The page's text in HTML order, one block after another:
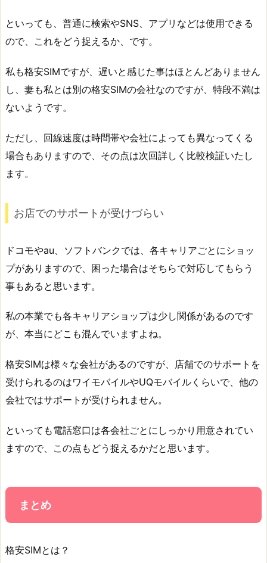
といっても、普通に検索やSNS、アプリなどは使用できる
ので、これをどう捉えるか、です。
私も格安SIMですが、遅いと感じた事はほとんどありません
し、妻も私とは別の格安SIMの会社なのですが、特段不満は
ないようです。
ただし、回線速度は時間帯や会社によっても異なってくる
場合もありますので、その点は次回詳しく比較検証いたし
ます。
お店でのサポートが受けづらい
ドコモやau、ソフトバンクでは、各キャリアごとにショッ
プがありますので、困った場合はそちらで対応してもらう
事もあると思います。
私の本業でも各キャリアショップは少し関係があるのです
が、本当にどこも混んでいますよね。
格安SIMは様々な会社があるのですが、店舗でのサポートを
受けられるのはワイモバイルやUQモバイルくらいで、他の
会社ではサポートが受けられません。
といっても電話窓口は各会社ごとにしっかり用意されてい
ますので、この点もどう捉えるかだと思います。
まとめ
格安SIMとは？